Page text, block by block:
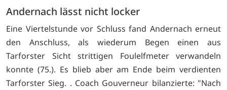
Andernach lässt nicht locker
Eine Viertelstunde vor Schluss fand Andernach erneut
den Anschluss, als wiederum Begen einen aus
Tarforster Sicht strittigen Foulelfmeter verwandeln
konnte (75.). Es blieb aber am Ende beim verdienten
Tarforster Sieg. . Coach Gouverneur bilanzierte: "Nach